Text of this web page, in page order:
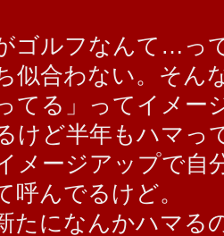
ゴルフなんて…っ
似合わない。そん
てる」ってイメー
けど半年もハマっ
メージアップで自
呼んでるけど。
たになんかハマる